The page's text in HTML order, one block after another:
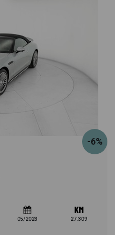
-6%
05/2023 27.309